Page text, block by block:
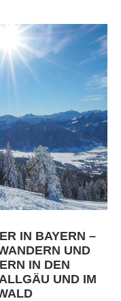
IN BAYERN –
UND
IN DEN
UND IM